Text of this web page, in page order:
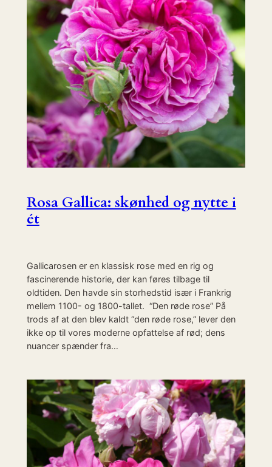
Rosa Gallica: skønhed og nytte i
ét
Gallicarosen er en klassisk rose med en rig og
fascinerende historie, der kan føres tilbage til
oldtiden. Den havde sin storhedstid især i Frankrig
mellem 1100- og 1800-tallet. “Den røde rose” På
trods af at den blev kaldt “den røde rose,” lever den
ikke op til vores moderne opfattelse af rød; dens
nuancer spænder fra…